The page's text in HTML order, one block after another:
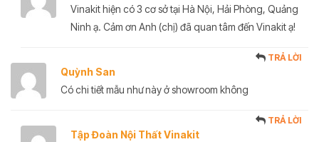
Vinakit hiện có 3 cơ sở tại Hà Nội, Hải Phòng, Quảng
Ninh ạ. Cảm ơn Anh (chị) đã quan tâm đến Vinakit ạ!
Quỳnh San
TRẢ LỜI
Có chi tiết mẫu như này ở showroom không
Tập Đoàn Nội Thất Vinakit
TRẢ LỜI